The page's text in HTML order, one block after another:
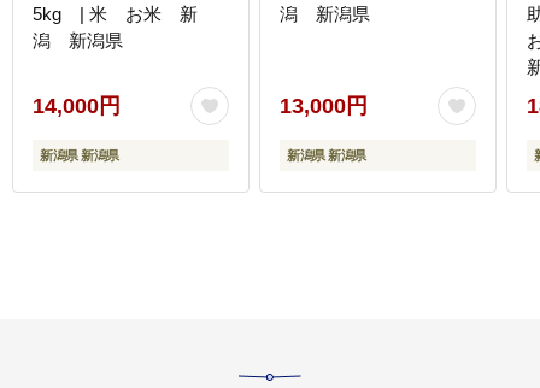
5kg | 米 お米 新
潟 新潟県
14,000円
新潟県 新潟県
潟 新潟県
13,000円
新潟県 新潟県